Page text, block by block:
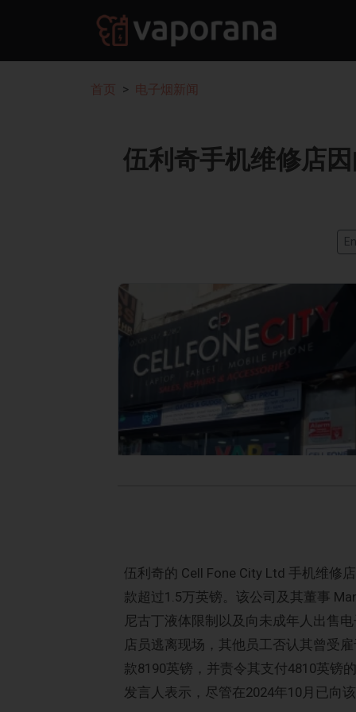
首页 电子烟新闻
伍利奇手机维修店
伍利奇的 Cell Fone City Ltd 手机维修
款超过1.5万英镑。该公司及其董事
尼古丁液体限制以及向未成年人出售
店员逃离现场，其他员工否认其曾受
款8190英镑，并责令其支付4810英镑
发言人表示，尽管在2024年10月已向